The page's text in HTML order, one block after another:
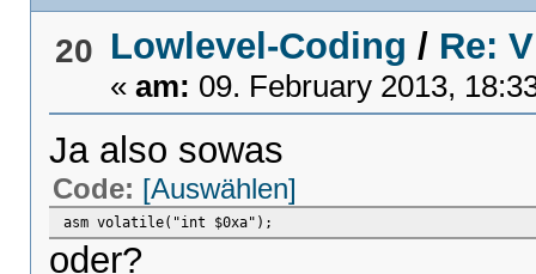
20 Lowlevel-Coding / Re:
«am: 09. February 2013,
Ja also sowas
Code: [Auswählen]
asm volatile("int $0xa");
oder?